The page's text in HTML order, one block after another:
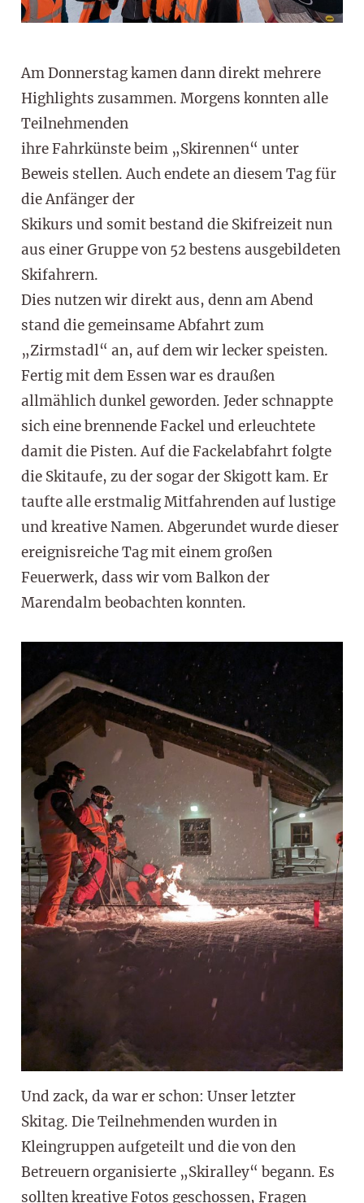
Am Donnerstag kamen dann direkt mehrere
Highlights zusammen. Morgens konnten alle
Teilnehmenden
ihre Fahrkünste beim „Skirennen“ unter
Beweis stellen. Auch endete an diesem Tag für
die Anfänger der
Skikurs und somit bestand die Skifreizeit nun
aus einer Gruppe von 52 bestens ausgebildeten
Skifahrern.
Dies nutzen wir direkt aus, denn am Abend
stand die gemeinsame Abfahrt zum
„Zirmstadl“ an, auf dem wir lecker speisten.
Fertig mit dem Essen war es draußen
allmählich dunkel geworden. Jeder schnappte
sich eine brennende Fackel und erleuchtete
damit die Pisten. Auf die Fackelabfahrt folgte
die Skitaufe, zu der sogar der Skigott kam. Er
taufte alle erstmalig Mitfahrenden auf lustige
und kreative Namen. Abgerundet wurde dieser
ereignisreiche Tag mit einem großen
Feuerwerk, dass wir vom Balkon der
Marendalm beobachten konnten.
Und zack, da war er schon: Unser letzter
Skitag. Die Teilnehmenden wurden in
Kleingruppen aufgeteilt und die von den
Betreuern organisierte „Skiralley“ begann. Es
sollten kreative Fotos geschossen, Fragen